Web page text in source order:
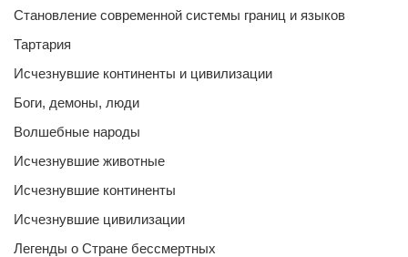
Становление современной системы границ и языков
Тартария
Исчезнувшие континенты и цивилизации
Боги, демоны, люди
Волшебные народы
Исчезнувшие животные
Исчезнувшие континенты
Исчезнувшие цивилизации
Легенды о Стране бессмертных